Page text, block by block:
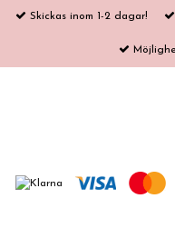
Skickas inom 1-2 dagar!